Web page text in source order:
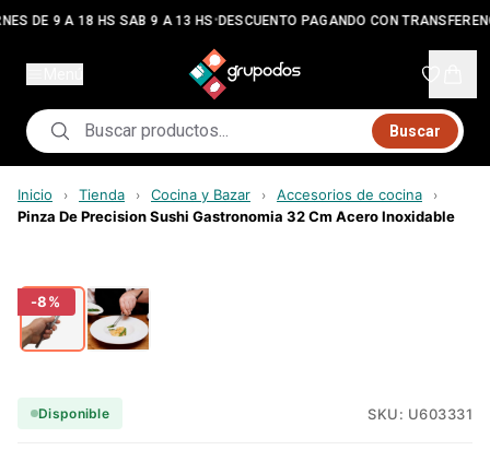
DE 9 A 18 HS SAB 9 A 13 HS•DESCUENTO PAGANDO CON
Buscar
Inicio › Tienda › Cocina y Bazar › Accesorios de cocina ›
Pinza De Precision Sushi Gastronomia 32 Cm Acero Inoxidable
-8%
Disponible SKU: U603331